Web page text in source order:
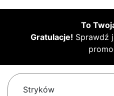
To
Gratulacje! Sprawdź
Stryków